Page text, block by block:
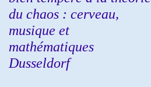
du chaos : cerveau,
musique et
mathématiques
Dusseldorf